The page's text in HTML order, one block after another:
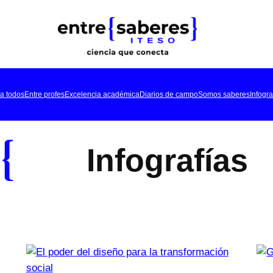
todosEntre profesExcelencia académicaDiarios de campoSomos saberes
Infografías